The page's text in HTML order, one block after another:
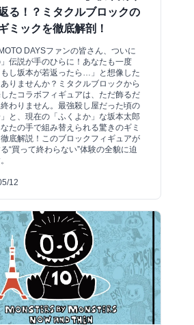
る！？ミタクルブロックの
ミックを徹底解剖！
DAYSファンの皆さん、ついに
」伝説が手のひらに！あなたも一度
し坂本が若返ったら…」と想像した
ありませんか？ミタクルブロックから
たコラボフィギュアは、ただ飾るだ
わりません。最強殺し屋だった頃の
」と、現在の「ふくよか」な坂本太郎
たの手で組み替えられる驚きのギミ
徹底解説！このブロックフィギュアが
“買って終わらない”体験の全貌に迫
12